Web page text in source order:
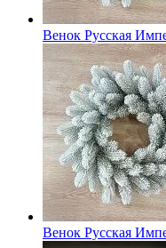
Венок Русская
Венок Русская